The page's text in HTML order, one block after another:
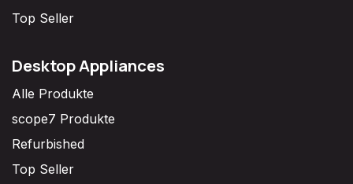
Top Seller
Desktop Appliances
Alle Produkte
scope7 Produkte
Refurbished
Top Seller